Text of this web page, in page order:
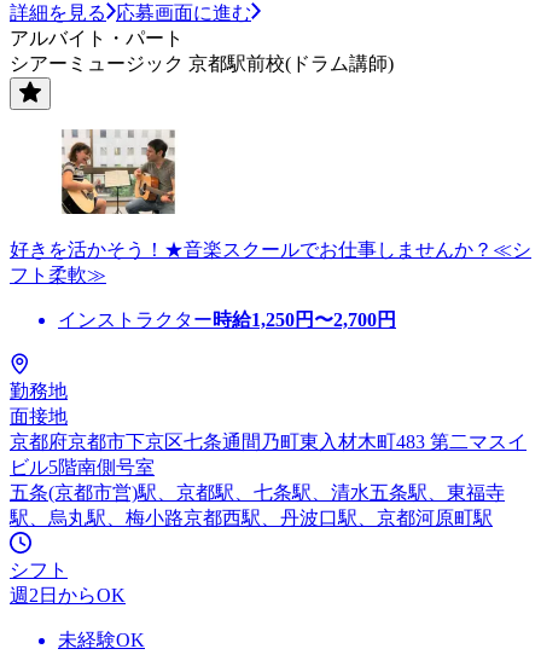
詳細を見る
応募画面に進む
アルバイト・パート
シアーミュージック 京都駅前校(ドラム講師)
好きを活かそう！★音楽スクールでお仕事しませんか？≪シ
フト柔軟≫
インストラクター時給1,250円〜2,700円
勤務地
面接地
京都府京都市下京区七条通間乃町東入材木町483 第二マスイ
ビル5階南側号室
五条(京都市営)駅、京都駅、七条駅、清水五条駅、東福寺
駅、烏丸駅、梅小路京都西駅、丹波口駅、京都河原町駅
シフト
週2日からOK
未経験OK